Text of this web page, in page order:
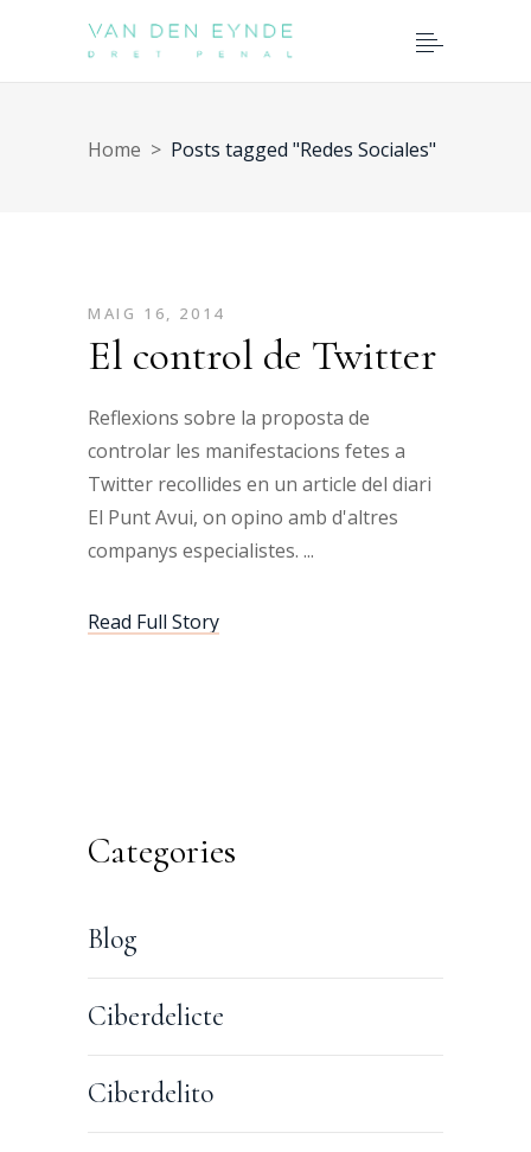
Home > Posts tagged "Redes Sociales"
MAIG 16, 2014
El control de Twitter
Reflexions sobre la proposta de
controlar les manifestacions fetes a
Twitter recollides en un article del diari
El Punt Avui, on opino amb d'altres
companys especialistes.
Read Full Story
Categories
Blog
Ciberdelicte
Ciberdelito